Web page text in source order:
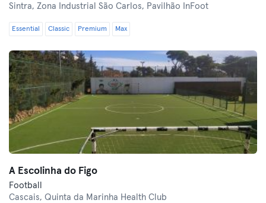
Sintra, Zona Industrial São Carlos, Pavilhão InFoot
Essential Classic Premium Max
A Escolinha do Figo
Football
Cascais, Quinta da Marinha Health Club